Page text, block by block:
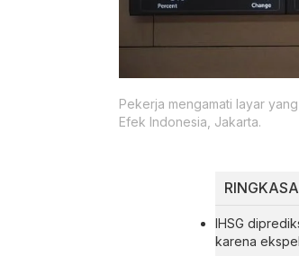
Pekerja mengamati layar
Efek Indonesia, Jakarta.
IHSG
karena